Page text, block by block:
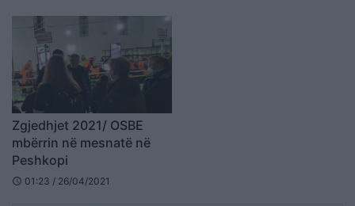
Zgjedhjet 2021/ OSBE
mbërrin në mesnatë në
Peshkopi
schedule 01:23 / 26/04/2021